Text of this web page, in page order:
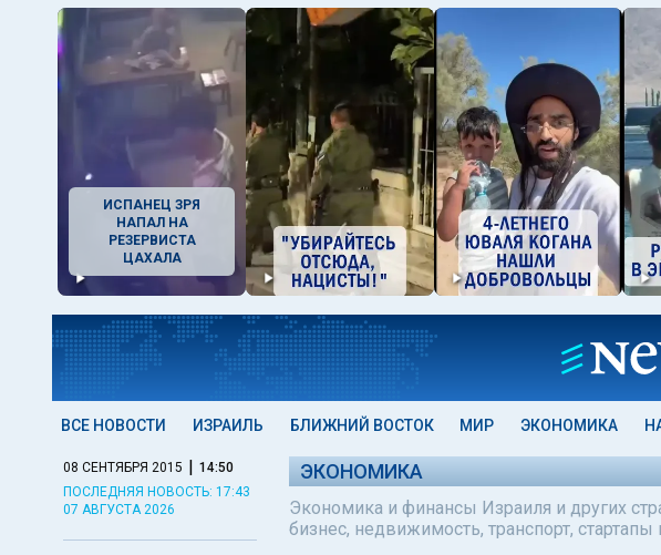
ИСПАНЕЦ ЗРЯ
НАПАЛ НА
РЕЗЕРВИСТА
ЦАХАЛА
ВСЕ НОВОСТИ ИЗРАИЛЬ БЛИЖНИЙ ВОСТОК МИР ЭКОНОМИКА
08 СЕНТЯБРЯ 2015 | 14:50
ПОСЛЕДНЯЯ НОВОСТЬ: 17:43
07 АВГУСТА 2026
ЭКОНОМИКА
Экономика и финансы Израиля и других
бизнес, недвижимость, транспорт, стартапы